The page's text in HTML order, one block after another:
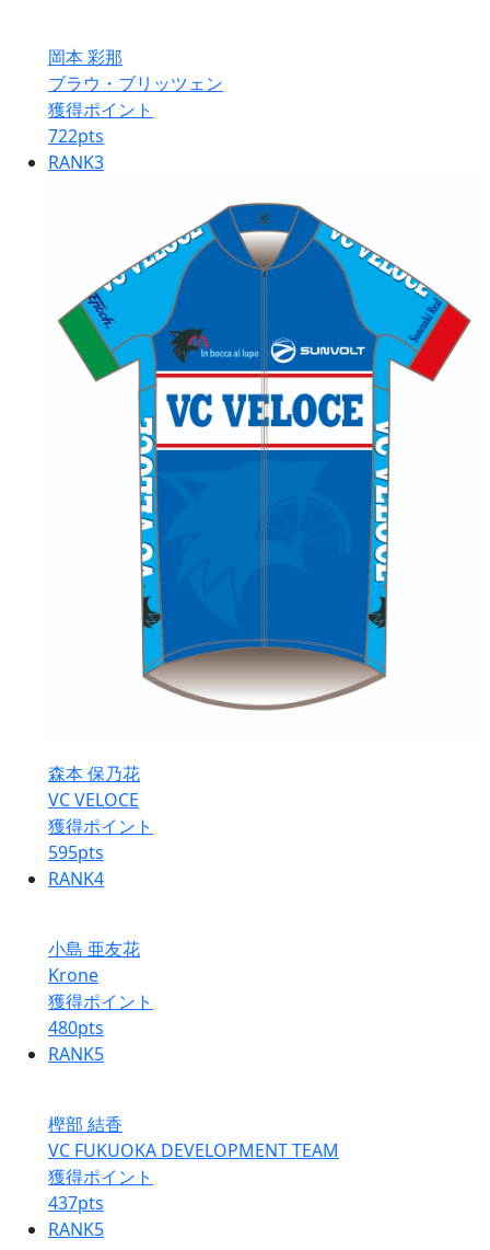
岡本 彩那
ブラウ・ブリッツェン
獲得ポイント
722pts
RANK3
森本 保乃花
VC VELOCE
獲得ポイント
595pts
RANK4
小島 亜友花
Krone
獲得ポイント
480pts
RANK5
樫部 結香
VC FUKUOKA DEVELOPMENT TEAM
獲得ポイント
437pts
RANK5